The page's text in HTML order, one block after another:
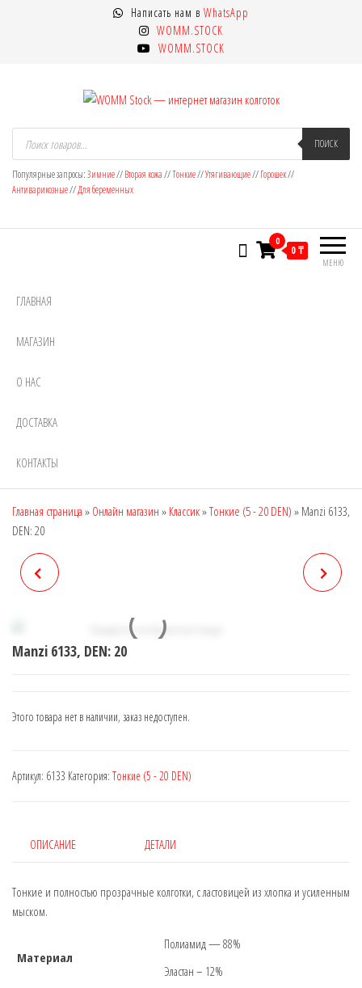
Написать нам в WhatsApp
WOMM.STOCK
WOMM.STOCK
WOMM Stock — интернет магазин
колготок
Колготки MANZI, Naja Street тонкие,
фантазийные, чулки, лосины
Поиск
товаров ПОИСК
Популярные запросы:Зимние//Вторая кожа//Тонкие//Утягивающие//Горошек//
Антиварикозные//Для беременных
МЕНЮ
0
0 ₸
ГЛАВНАЯ
МАГАЗИН
О НАС
ДОСТАВКА
КОНТАКТЫ
Главная страница » Онлайн магазин » Классик»Тонкие (5 - 20 DEN) » Manzi 6133,
DEN: 20
Manzi 6133, DEN: 20
Этого товара нет в наличии, заказ недоступен.
Артикул: 6133 Категория: Тонкие (5 - 20 DEN)
ОПИСАНИЕ ДЕТАЛИ
Тонкие и полностью прозрачные колготки, с ластовицей из хлопка и усиленным
мыском.
Материал
Полиамид — 88%
Эластан – 12%